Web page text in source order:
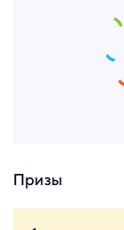
Призы